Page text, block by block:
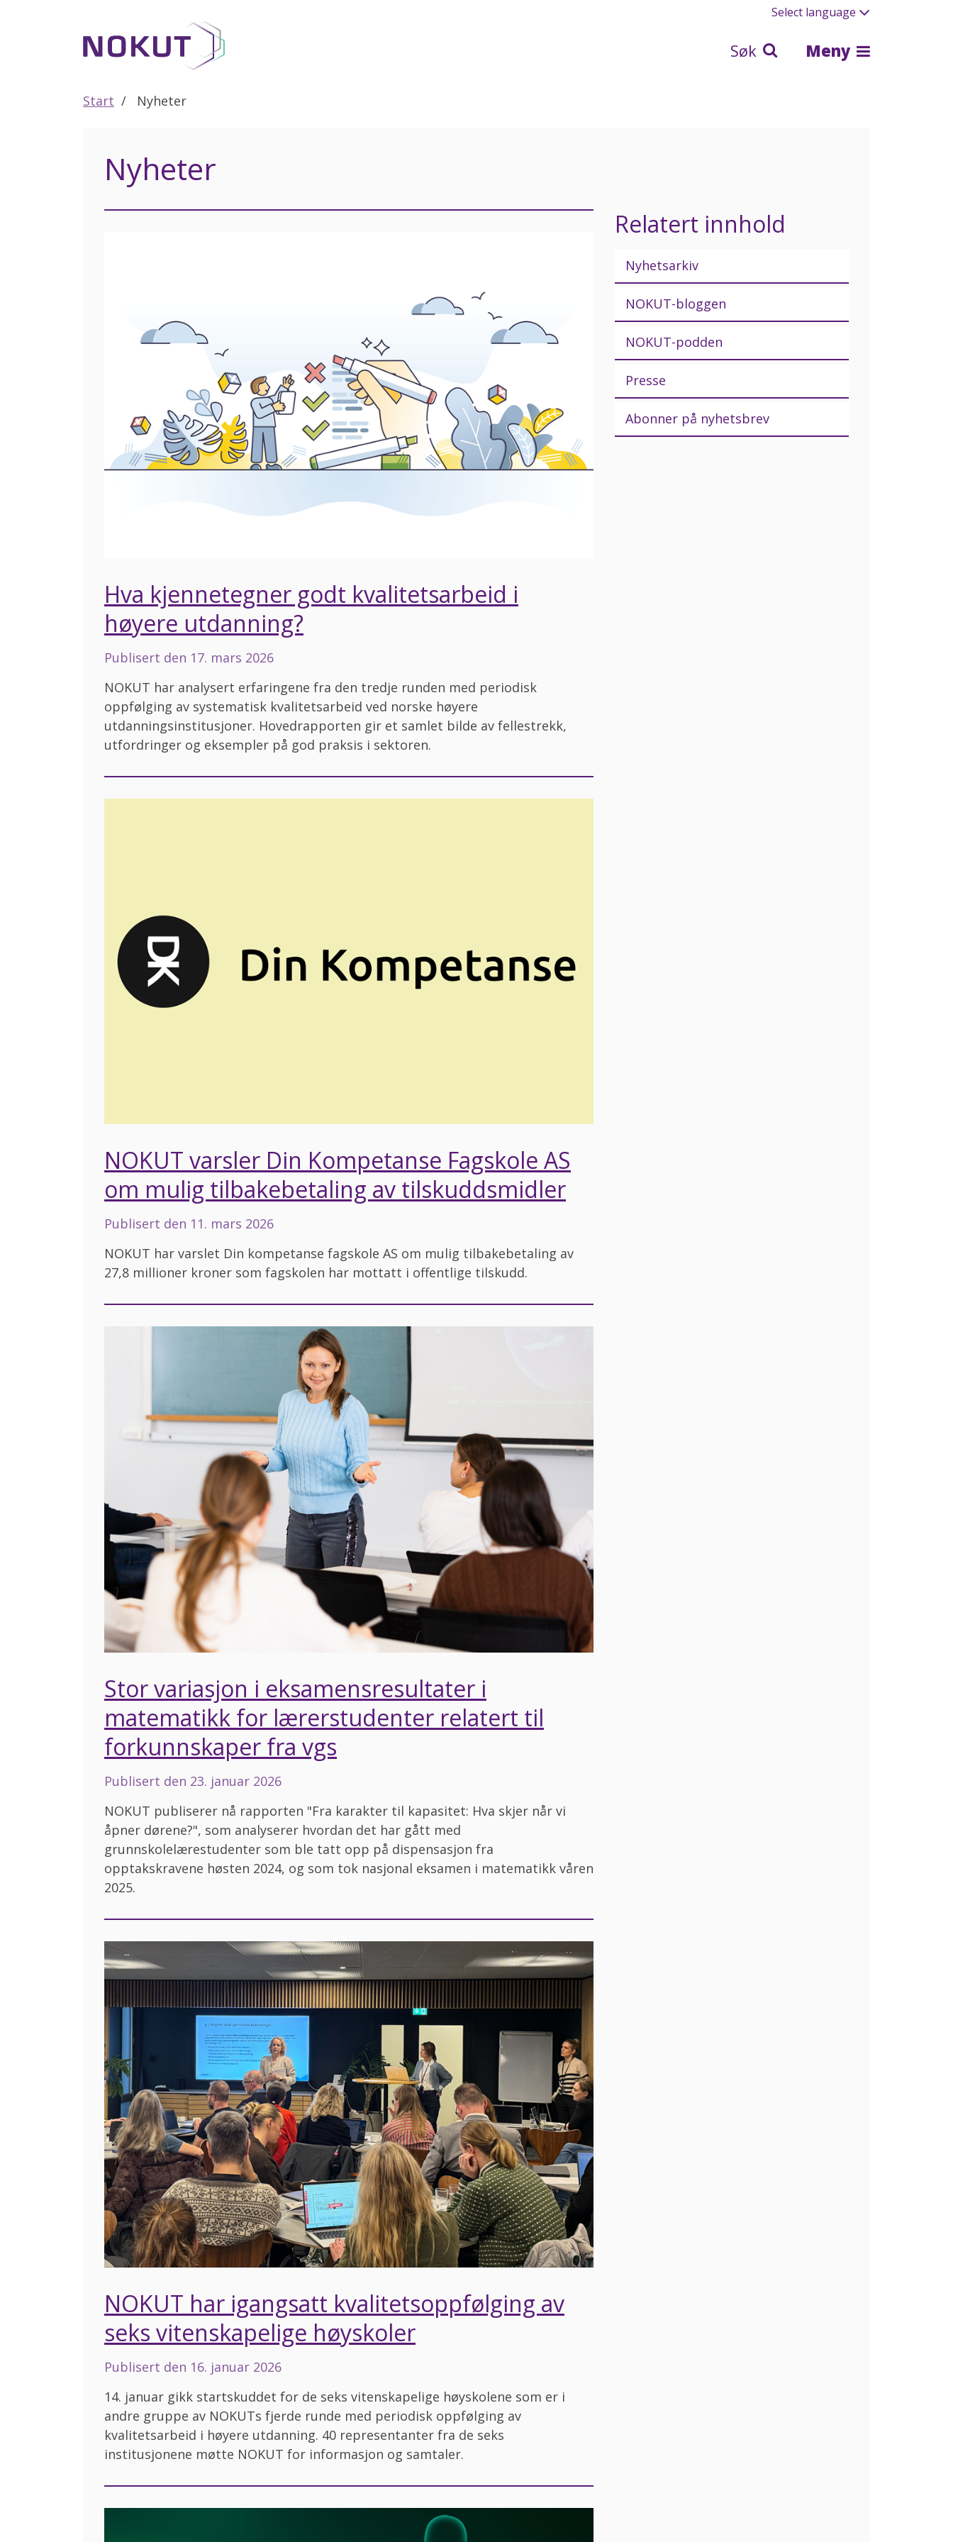
Select language
Søk Meny
Start Nyheter
Nyheter
Hva kjennetegner godt kvalitetsarbeid i
høyere utdanning?
Publisert den 17. mars 2026
NOKUT har analysert erfaringene fra den tredje runden med periodisk
oppfølging av systematisk kvalitetsarbeid ved norske høyere
utdanningsinstitusjoner. Hovedrapporten gir et samlet bilde av fellestrekk,
utfordringer og eksempler på god praksis i sektoren.
NOKUT varsler Din Kompetanse Fagskole AS
om mulig tilbakebetaling av tilskuddsmidler
Publisert den 11. mars 2026
NOKUT har varslet Din kompetanse fagskole AS om mulig tilbakebetaling av
27,8 millioner kroner som fagskolen har mottatt i offentlige tilskudd.
Stor variasjon i eksamensresultater i
matematikk for lærerstudenter relatert til
forkunnskaper fra vgs
Publisert den 23. januar 2026
NOKUT publiserer nå rapporten "Fra karakter til kapasitet: Hva skjer når vi
åpner dørene?", som analyserer hvordan det har gått med
grunnskolelærestudenter som ble tatt opp på dispensasjon fra
opptakskravene høsten 2024, og som tok nasjonal eksamen i matematikk våren
2025.
NOKUT har igangsatt kvalitetsoppfølging av
seks vitenskapelige høyskoler
Publisert den 16. januar 2026
14. januar gikk startskuddet for de seks vitenskapelige høyskolene som er i
andre gruppe av NOKUTs fjerde runde med periodisk oppfølging av
kvalitetsarbeid i høyere utdanning. 40 representanter fra de seks
institusjonene møtte NOKUT for informasjon og samtaler.
Relatert innhold
Nyhetsarkiv
NOKUT-bloggen
NOKUT-podden
Presse
Abonner på nyhetsbrev